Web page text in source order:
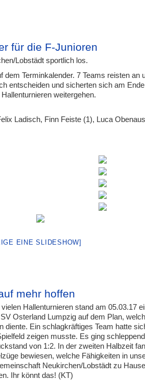
für die F-Junioren
Lobstädt sportlich los.
Terminkalender. 7 Teams reisten an
entscheiden und sicherten sich am
weitergehen.
Ladisch, Finn Feiste (1), Luca
EINE SLIDESHOW]
mehr hoffen
Hallenturnieren stand am 05.03.17
Osterland Lumpzig auf dem Plan,
diente. Ein schlagkräftiges Team hatte
zeigen musste. Es ging
von 1:2. In der zweiten Halbzeit
bewiesen, welche Fähigkeiten in
Neukirchen/Lobstädt zu
Ihr könnt das! (KT)